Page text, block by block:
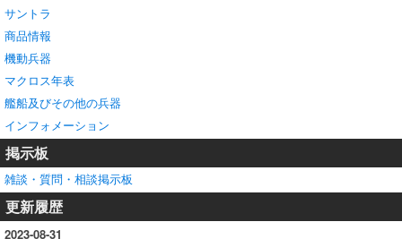
サントラ
商品情報
機動兵器
マクロス年表
艦船及びその他の兵器
インフォメーション
掲示板
雑談・質問・相談掲示板
更新履歴
2023-08-31